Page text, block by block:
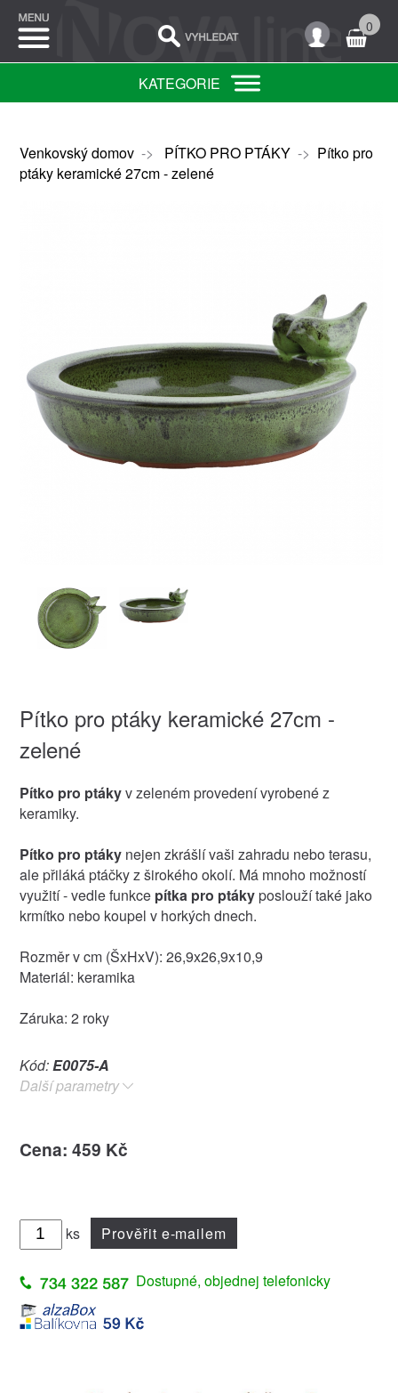
0
KATEGORIE
Venkovský domov-> PÍTKO PRO PTÁKY-> Pítko pro
ptáky keramické 27cm - zelené
Pítko pro ptáky keramické 27cm -
zelené
Pítko pro ptákyv zeleném provedení vyrobené z
keramiky.
Pítko pro ptákynejen zkrášlí vaši zahradu nebo terasu,
ale přiláká ptáčky z širokého okolí. Má mnoho možností
využití - vedle funkce pítka pro ptákyposlouží také jako
krmítko nebo koupel v horkých dnech.
Rozměr v cm (ŠxHxV): 26,9x26,9x10,9
Materiál: keramika
Záruka: 2 roky
Kód:E0075-A
Další parametry
Cena: 459 Kč
ks Prověřit e-mailem
Dostupné, objednej telefonicky